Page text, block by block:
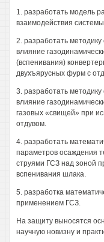
1. разработать модель
взаимодействия
2. разработать
влияние
(вспенивания)
двухъярусных фурм с
3. разработать
влияние
газовых «свищей» при
отдувом.
4. разработать
параметров осаждения
струями ГСЗ над зоной
вспенивания шлака.
5. разработка
применением ГСЗ.
На защиту выносятся
научную новизну и